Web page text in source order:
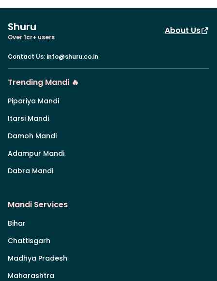
Shuru
Over 1cr+ users
About Us
Contact Us: info@shuru.co.in
Trending Mandi 🔥
Pipariya Mandi
Itarsi Mandi
Damoh Mandi
Adampur Mandi
Dabra Mandi
Mandi Services
Bihar
Chattisgarh
Madhya Pradesh
Maharashtra